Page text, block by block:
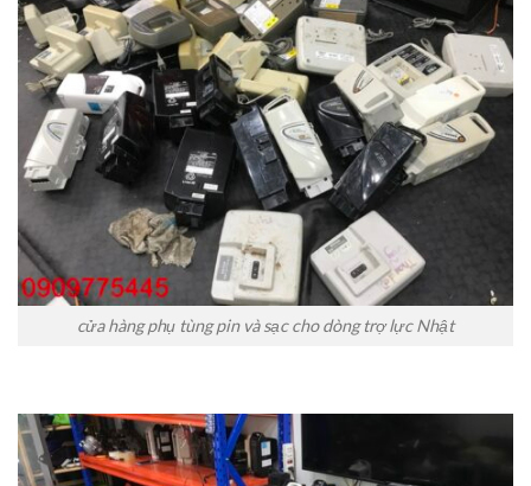
cửa hàng phụ tùng pin và sạc cho dòng trợ lực Nhật